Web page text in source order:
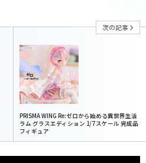
次の記事
PRISMA WING Re:ゼロから始める異世界生活
ラム グラスエディション 1/7 スケール 完成品
フィギュア